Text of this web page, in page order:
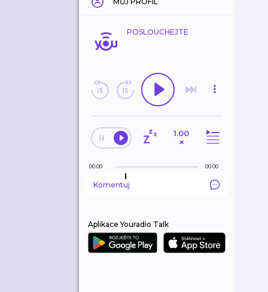
POSLOUCHEJTE
1.00
×
00:00 00:00
Komentuj
Aplikace Youradio Talk